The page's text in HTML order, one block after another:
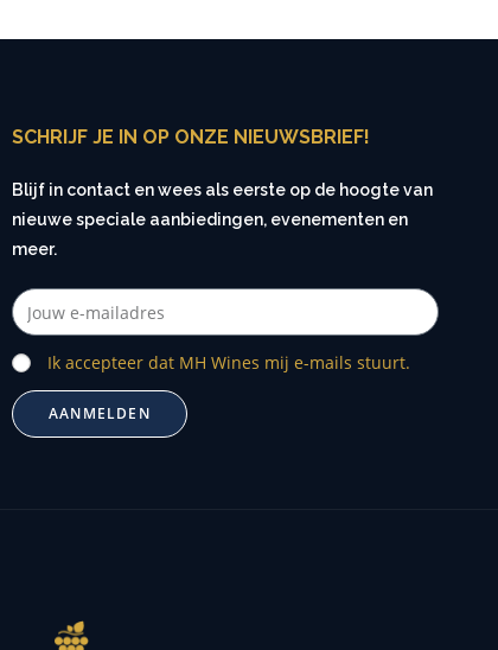
SCHRIJF JE IN OP ONZE NIEUWSBRIEF!
Blijf in contact en wees als eerste op de hoogte van
nieuwe speciale aanbiedingen, evenementen en
meer.
Ik accepteer dat MH Wines mij e-mails stuurt.
AANMELDEN